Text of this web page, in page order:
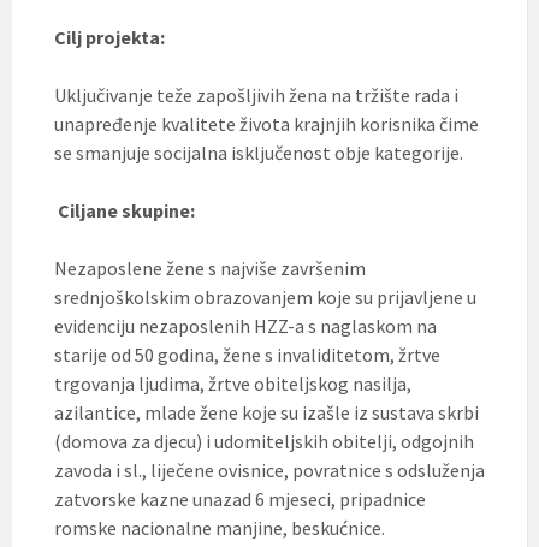
Cilj projekta:
Uključivanje teže zapošljivih žena na tržište rada i
unapređenje kvalitete života krajnjih korisnika čime
se smanjuje socijalna isključenost obje kategorije.
Ciljane skupine:
Nezaposlene žene s najviše završenim
srednjoškolskim obrazovanjem koje su prijavljene u
evidenciju nezaposlenih HZZ-a s naglaskom na
starije od 50 godina, žene s invaliditetom, žrtve
trgovanja ljudima, žrtve obiteljskog nasilja,
azilantice, mlade žene koje su izašle iz sustava skrbi
(domova za djecu) i udomiteljskih obitelji, odgojnih
zavoda i sl., liječene ovisnice, povratnice s odsluženja
zatvorske kazne unazad 6 mjeseci, pripadnice
romske nacionalne manjine, beskućnice.